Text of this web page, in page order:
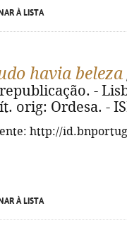
À LISTA
havia beleza
republicação. -
orig: Ordesa. -
http://
À LISTA